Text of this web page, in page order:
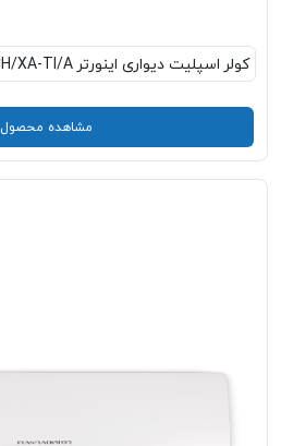
کولر اسپلیت دیواری اینورتر IAC-18CH/XA-TI/A
مشاهده محصول